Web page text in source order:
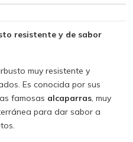
resistente y de sabor
muy resistente y
Es conocida por sus
famosas alcaparras, muy
para dar sabor a